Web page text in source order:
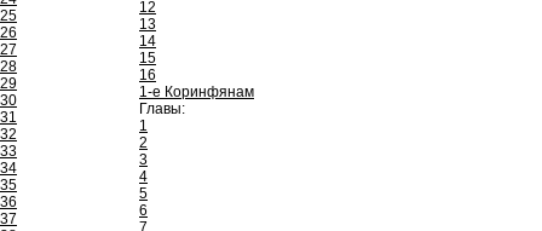
25
26
27
28
29
30
31
32
33
34
35
36
37
12
13
14
15
16
1-е Коринфянам
Главы:
1
2
3
4
5
6
7